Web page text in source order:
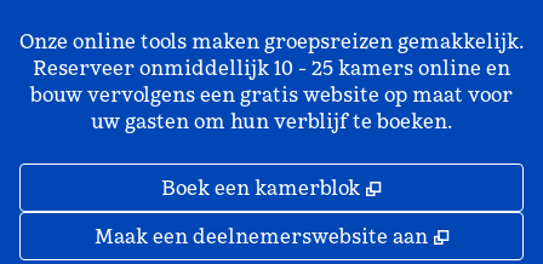
Onze online tools maken groepsreizen gemakkelijk.
Reserveer onmiddellijk 10 - 25 kamers online en
bouw vervolgens een gratis website op maat voor
uw gasten om hun verblijf te boeken.
Boek een kamerblok ,
Maak een deelnemerswebsite aan ,